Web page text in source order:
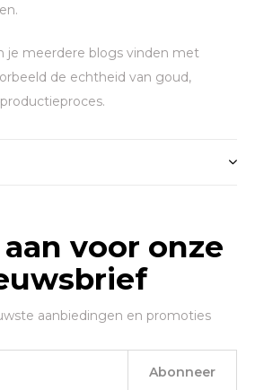
je meerdere blogs vinden met
de echtheid van goud,
voor onze
aanbiedingen en promoties
Abonneer